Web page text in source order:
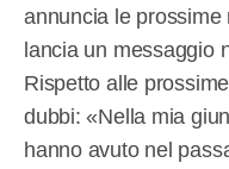
annuncia le
lancia un messaggio
Rispetto alle
dubbi: «Nella mia
hanno avuto nel